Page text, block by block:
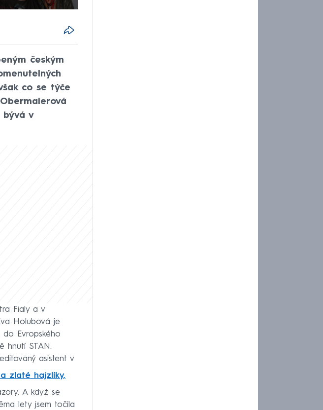
českým
co se týče
bývá v
Fialy a v
Holubová je
do Evropského
hnutí STAN.
asistent v
zlaté hajzlíky,
A když se
lety jsem točila